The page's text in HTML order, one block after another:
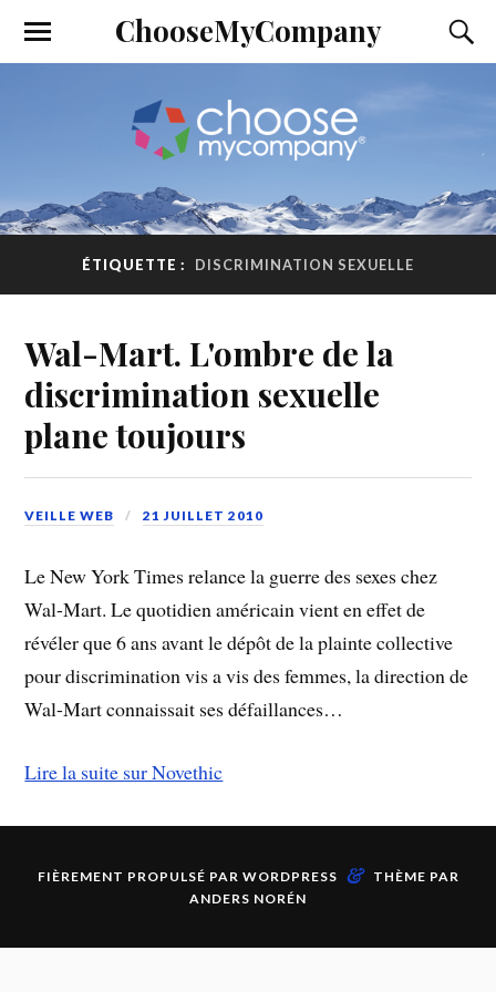
ChooseMyCompany
ÉTIQUETTE : DISCRIMINATION SEXUELLE
Wal-Mart. L'ombre de la
discrimination sexuelle
plane toujours
VEILLE WEB 21 JUILLET 2010
Le New York Times relance la guerre des sexes chez
Wal-Mart. Le quotidien américain vient en effet de
révéler que 6 ans avant le dépôt de la plainte collective
pour discrimination vis a vis des femmes, la direction de
Wal-Mart connaissait ses défaillances…
Lire la suite sur Novethic
FIÈREMENT PROPULSÉ PAR WORDPRESS &
THÈME PAR
ANDERS NORÉN